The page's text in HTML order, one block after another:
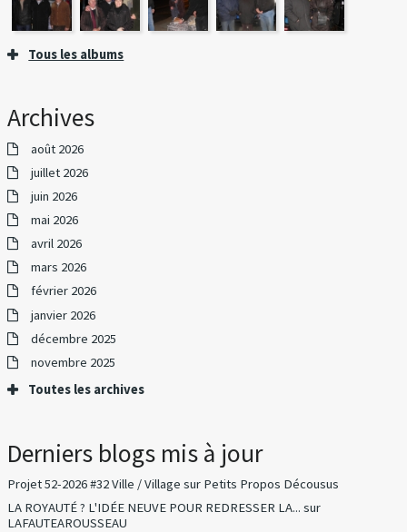
Tous les albums
Archives
août 2026
juillet 2026
juin 2026
mai 2026
avril 2026
mars 2026
février 2026
janvier 2026
décembre 2025
novembre 2025
Toutes les archives
Derniers blogs mis à jour
Projet 52-2026 #32 Ville / Village sur Petits Propos Décousus
LA ROYAUTÉ ? L'IDÉE NEUVE POUR REDRESSER LA... sur
LAFAUTEAROUSSEAU